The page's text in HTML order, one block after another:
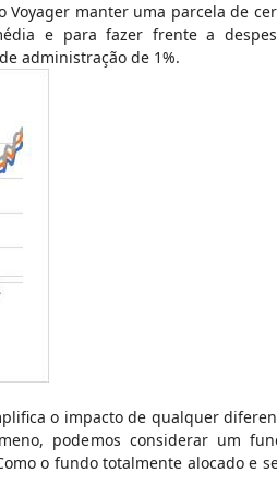
manter uma parcela de
e para fazer frente a
administração de 1%.
o impacto de qualquer
podemos considerar um
o fundo totalmente alocado e